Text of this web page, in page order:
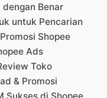
dengan Benar
untuk Pencarian
Shopee
Ads
Toko
& Promosi